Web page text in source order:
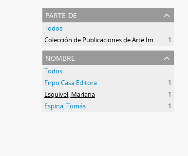
parte de
Todos
Colección de Publicaciones de Arte Impreso
1
nombre
Todos
Firpo Casa Editora
1
Esquivel, Mariana
1
Espina, Tomás
1